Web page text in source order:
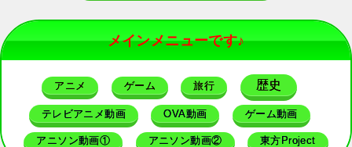
メインメニューです♪
アニメ ゲーム 旅行 歴史
テレビアニメ動画 OVA動画 ゲーム動画
アニソン動画① アニソン動画② 東方Project